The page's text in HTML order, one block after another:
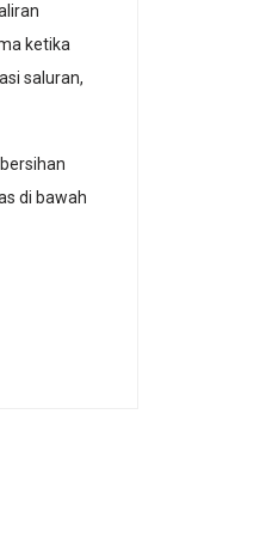
ketika
saluran,
di bawah